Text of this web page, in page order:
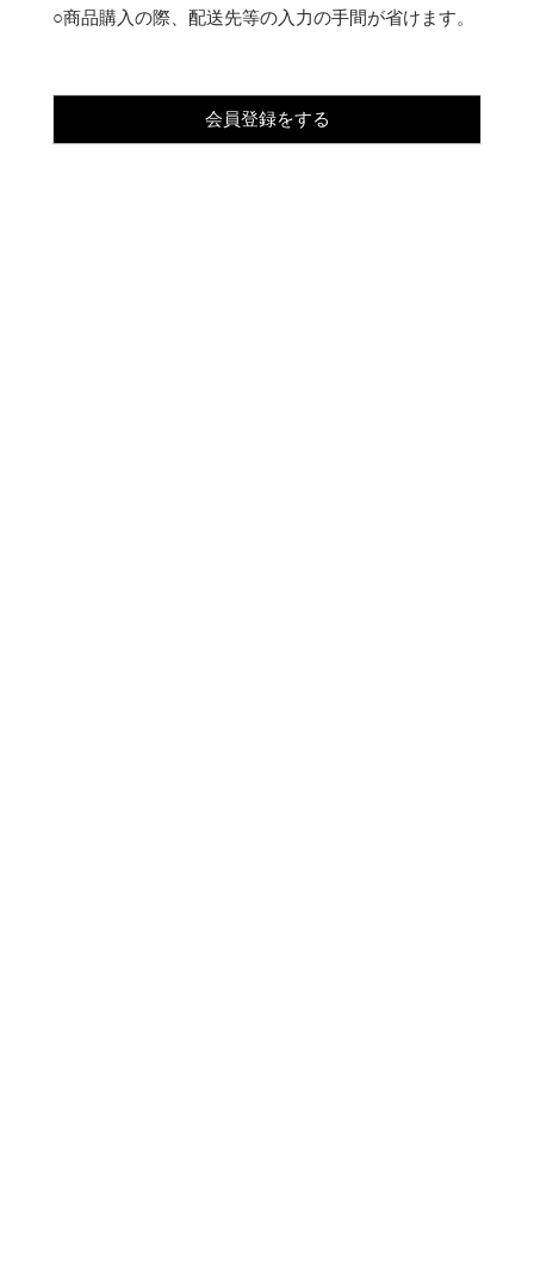
○商品購入の際、配送先等の入力の手間が省けます。
会員登録をする